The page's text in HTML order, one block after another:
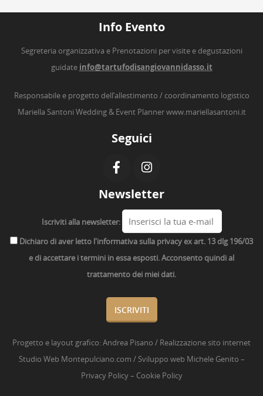
Info Evento
Segreteria organizzativa e Prenotazioni per visite e degustazioni
guidate info@tartufodisangiovannidasso.it
Responsabile e progetto dell’allestimento / coordinamento logistico
Mariella Santoni Wedding & Event Plannerwww.mariellasantoni.it
Seguici
Newsletter
Iscriviti alla newsletter:
Dichiaro di aver letto l'informativa sulla privacy ex art. 13 dlg 196/03
e di accettare i termini in essa esposti. Acconsento quindi al
trattamento dei miei dati.
Progetto e layout grafico:Andrea Pisano / Realizzazione sito internet
Studio Web Montepulciano.com / Sviluppo web Michele Genito –
Privacy Policy– Cookie Policy